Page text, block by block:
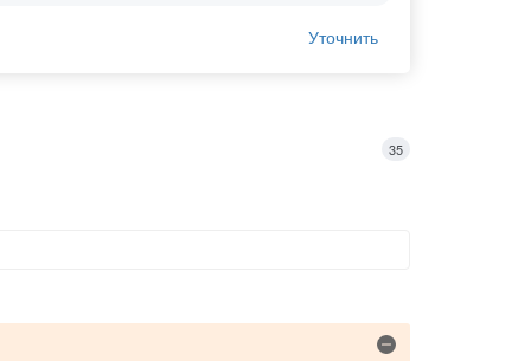
Уточнить
35